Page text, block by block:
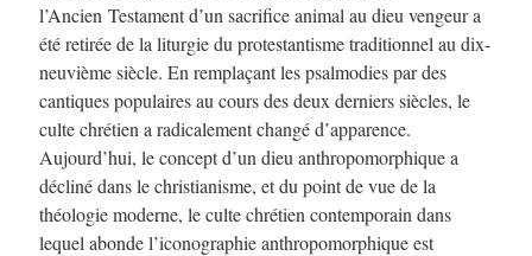
l’Ancien Testament d’un sacrifice animal au dieu vengeur a
été retirée de la liturgie du protestantisme traditionnel au dix-
neuvième siècle. En remplaçant les psalmodies par des
cantiques populaires au cours des deux derniers siècles, le
culte chrétien a radicalement changé d’apparence.
Aujourd’hui, le concept d’un dieu anthropomorphique a
décliné dans le christianisme, et du point de vue de la
théologie moderne, le culte chrétien contemporain dans
lequel abonde l’iconographie anthropomorphique est